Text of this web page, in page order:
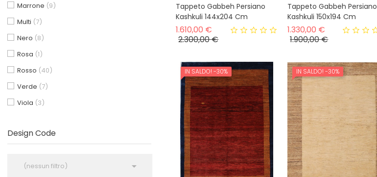
Marrone (9)
Multi (7)
Nero (8)
Rosa (1)
Rosso (40)
Verde (7)
Viola (3)
Design Code
(nessun filtro) 
Tappeto Gabbeh Persiano
Kashkuli 144x204 Cm
1.610,00 € Prezzo base
2.300,00 €Prezzo
Tappeto Gabbeh Persiano
Kashkuli 150x194 Cm
1.330,00 € Prezzo base
1.900,00 €Prezzo
IN SALDO!-30% IN SALDO!-30%